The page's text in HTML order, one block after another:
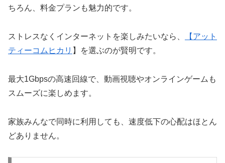
ちろん、料金プランも魅力的です。
ストレスなくインターネットを楽しみたいなら、 【 アット
ティーコムヒカリ 】を選ぶのが賢明です。
最大1Gbpsの高速回線で、動画視聴やオンラインゲームも
スムーズに楽しめます。
家族みんなで同時に利用しても、速度低下の心配はほとん
どありません。